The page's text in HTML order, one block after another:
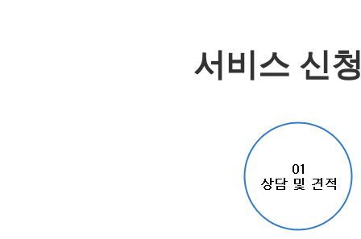
서비스 신